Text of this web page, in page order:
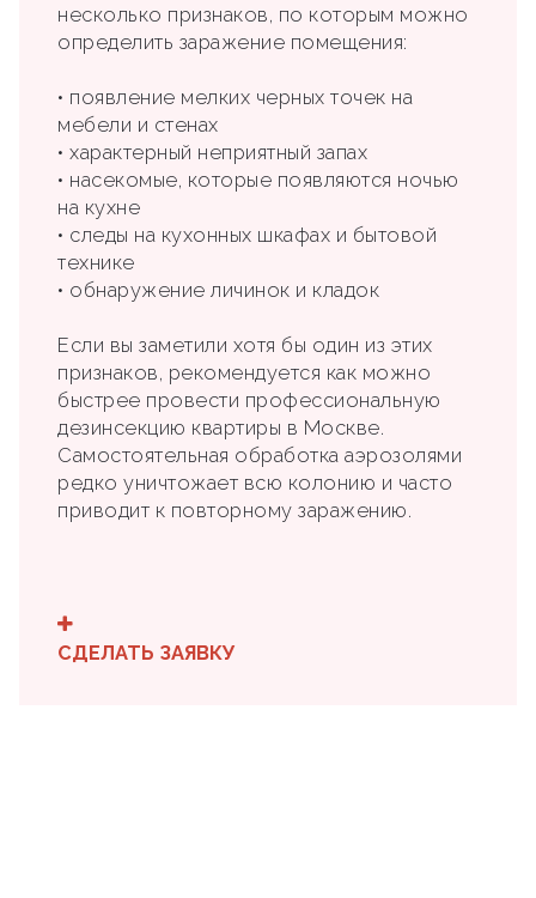
несколько признаков, по которым можно
определить заражение помещения:
• появление мелких черных точек на
мебели и стенах
• характерный неприятный запах
• насекомые, которые появляются ночью
на кухне
• следы на кухонных шкафах и бытовой
технике
• обнаружение личинок и кладок
Если вы заметили хотя бы один из этих
признаков, рекомендуется как можно
быстрее провести профессиональную
дезинсекцию квартиры в Москве.
Самостоятельная обработка аэрозолями
редко уничтожает всю колонию и часто
приводит к повторному заражению.
СДЕЛАТЬ ЗАЯВКУ